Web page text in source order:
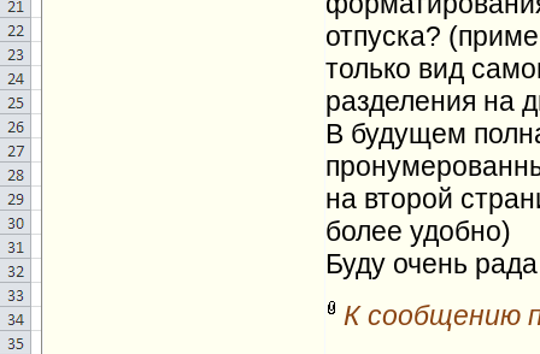
отпуска?
только вид
разделения на
В будущем
на второй
более удобно)
Буду очень
К сообщению